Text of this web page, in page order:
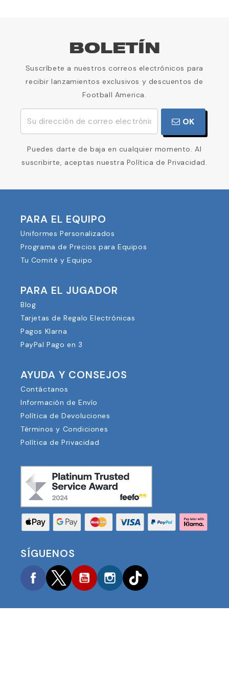
BOLETÍN
Suscríbete a nuestros correos electrónicos para
recibir lanzamientos exclusivos y descuentos de
Football America.
OK
Puedes darte de baja en cualquier momento. Al
suscribirte, aceptas nuestra Política de Privacidad.
PARA EL EQUIPO
Uniformes Personalizados
Programa de Precios para Equipos
Tu Comité y Equipo
PARA EL JUGADOR
Blog
Tarjetas de Regalo Electrónicas
Pagos Klarna
PayPal Pago en 3
AYUDA Y CONSEJOS
Contáctanos
Información de Envío
Política de Devoluciones
Términos y Condiciones
Política de Privacidad
SÍGUENOS
FacebookTwitterYouTubeInstagram